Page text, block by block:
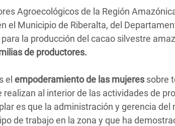
Agroecológicos de la Región
el Municipio de Riberalta, del
la producción del cacao silvestre
de productores.
el empoderamiento de las mujeres sobre
al interior de las actividades de
es que la administración y gerencia
de trabajo en la zona y que ha